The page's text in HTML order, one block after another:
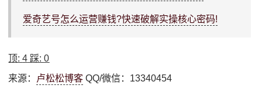
爱奇艺号怎么运营赚钱?快速破解实操核心密码!
顶:4 踩:0
来源： 卢松松博客 QQ/微信：13340454